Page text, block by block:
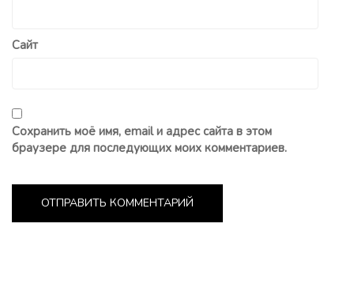
Сайт
Сохранить моё имя, email и адрес сайта в этом
браузере для последующих моих комментариев.